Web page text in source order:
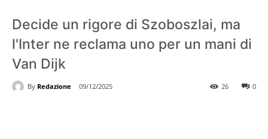
Decide un rigore di Szoboszlai, ma
l'Inter ne reclama uno per un mani di
Van Dijk
By Redazione 09/12/2025 0
26